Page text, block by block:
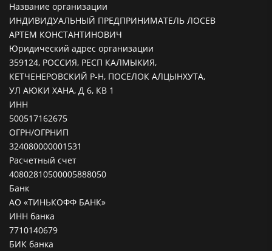
Название организации
ИНДИВИДУАЛЬНЫЙ ПРЕДПРИНИМАТЕЛЬ ЛОСЕВ
АРТЕМ КОНСТАНТИНОВИЧ
Юридический адрес организации
359124, РОССИЯ, РЕСП КАЛМЫКИЯ,
КЕТЧЕНЕРОВСКИЙ Р-Н, ПОСЕЛОК АЛЦЫНХУТА,
УЛ АЮКИ ХАНА, Д 6, КВ 1
ИНН
500517162675
ОГРН/ОГРНИП
324080000001531
Расчетный счет
40802810500005888050
Банк
АО «ТИНЬКОФФ БАНК»
ИНН банка
7710140679
БИК банка